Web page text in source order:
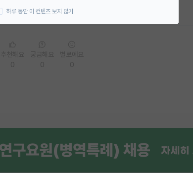
하루 동안 이 컨텐츠 보지 않기